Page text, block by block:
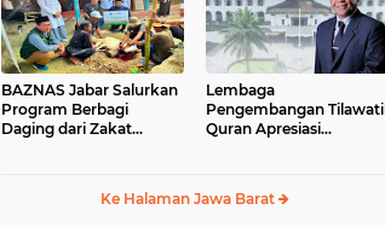
BAZNAS Jabar Salurkan
Program Berbagi
Daging dari Zakat
Lembaga
Pengembangan Tilawatil
Quran Apresiasi
Ke Halaman Jawa Barat